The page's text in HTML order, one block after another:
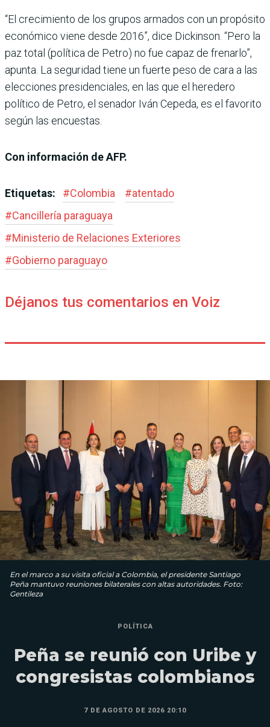
“El crecimiento de los grupos armados con un propósito
económico viene desde 2016”, dice Dickinson. “Pero la
paz total (política de Petro) no fue capaz de frenarlo”,
apunta. La seguridad tiene un fuerte peso de cara a las
elecciones presidenciales, en las que el heredero
político de Petro, el senador Iván Cepeda, es el favorito
según las encuestas.
Con información de AFP.
Etiquetas: #Colombia #atentado
#Cancillería paraguaya
#Ministerio de Relaciones Exteriores
#Gobierno paraguayo
Déjanos tus comentarios en Voiz
En el marco a su visita oficial a Colombia, el presidente Santiago
Peña mantuvo reuniones bilaterales con altas autoridades. Foto:
Gentileza
POLÍTICA
Peña se reunió con Uribe y
congresistas colombianos
7 DE AGOSTO DE 2026 20:10